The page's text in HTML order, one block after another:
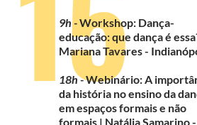
9h -Workshop: Dança-
educação: que dança é
Mariana Tavares -
18h -Webinário: A
da história no ensino da
em espaços formais e não
formais | Natália Samarino -